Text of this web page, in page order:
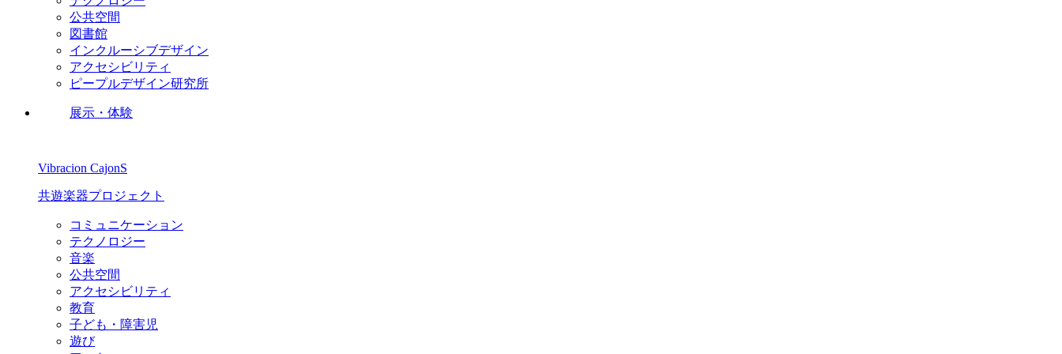
公共空間
図書館
インクルーシブデザイン
アクセシビリティ
ピープルデザイン研究所
展示・体験
Vibracion CajonS
共遊楽器プロジェクト
コミュニケーション
テクノロジー
音楽
公共空間
アクセシビリティ
教育
子ども・障害児
遊び